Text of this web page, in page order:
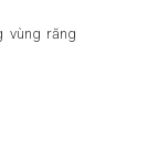
vùng răng